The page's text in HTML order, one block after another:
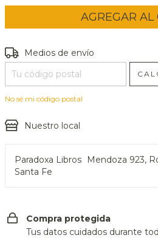
Entregas para el CP:
Medios de envío
No sé mi código postal
Nuestro local
Paradoxa Libros
Mendoza 923,
Santa Fe
Compra protegida
Tus datos cuidados durante